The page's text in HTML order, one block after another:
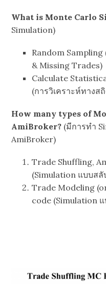
What is Monte Carlo
Simulation)
Random Sampling
& Missing Trades)
Calculate
(การวิเคราะห์ทางส
How many types of
AmiBroker? (มีการทำ
AmiBroker)
Trade Shuffling,
(Simulation แบบสลั
Trade Modeling
code (Simulation